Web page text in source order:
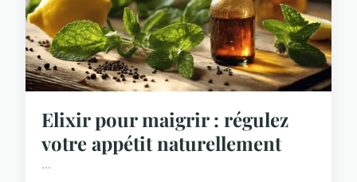
Elixir pour maigrir : régulez
votre appétit naturellement
...